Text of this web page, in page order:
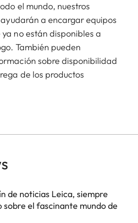
el mundo, nuestros
a encargar equipos
no están disponibles a
También pueden
sobre disponibilidad
de los productos
de noticias Leica, siempre
el fascinante mundo de